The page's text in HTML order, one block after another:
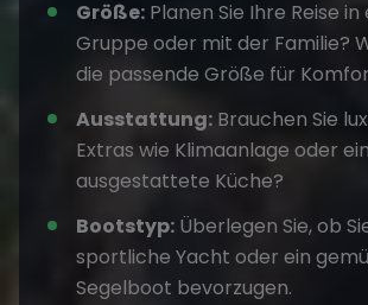
Größe: Planen Sie Ihre Reise
Gruppe oder mit der Familie?
die passende Größe für
Ausstattung: Brauchen Sie
Extras wie Klimaanlage oder
ausgestattete Küche?
Bootstyp: Überlegen Sie, ob
sportliche Yacht oder ein
Segelboot bevorzugen.